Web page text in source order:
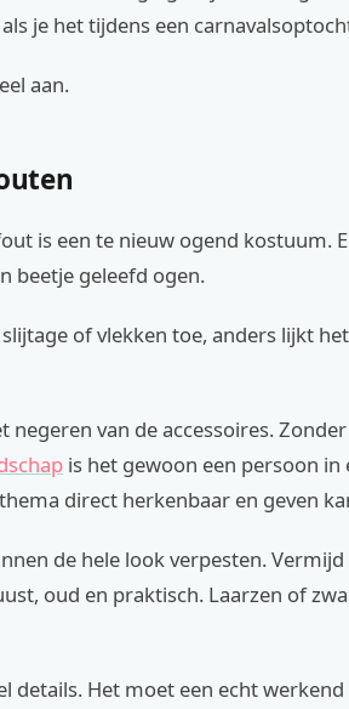
je het tijdens een
aan.
is een te nieuw ogend kostuum.
beetje geleefd ogen.
of vlekken toe, anders lijkt
negeren van de accessoires.
is het gewoon een persoon in
direct herkenbaar en geven
de hele look verpesten.
oud en praktisch. Laarzen of
details. Het moet een echt